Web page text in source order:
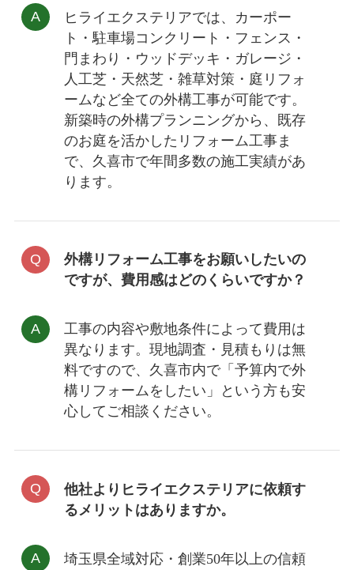
ヒライエクステリアでは、
カーポー
ト・駐車場コンクリート・フェンス・
門まわり・ウッドデッキ・ガレージ・
人工芝・天然芝・雑草対策・庭リフォ
ームなど全ての外構工事が可能です。
新築時の外構プランニングから、既存
のお庭を活かしたリフォーム工事ま
で、久喜市で年間多数の施工実績があ
ります。
外構リフォーム工事をお願いしたいの
ですが、費用感はどのくらいですか？
工事の内容や敷地条件によって費用は
異なります。現地調査・見積もりは無
料ですので、久喜市内で「予算内で外
構リフォームをしたい」という方も安
心してご相談ください。
他社よりヒライエクステリアに依頼す
るメリットはありますか。
埼玉県全域対応・創業50年以上の信頼